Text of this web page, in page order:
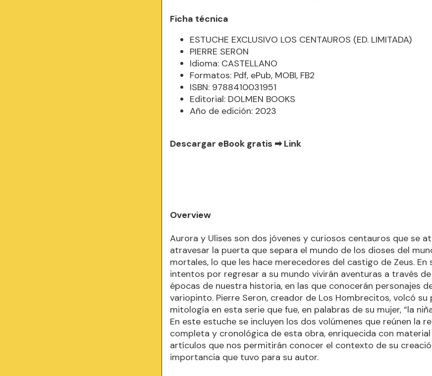
Ficha técnica
ESTUCHE EXCLUSIVO LOS CENTAUROS (ED. LIMITADA)
PIERRE SERON
Idioma: CASTELLANO
Formatos: Pdf, ePub, MOBI, FB2
ISBN: 9788410031951
Editorial: DOLMEN BOOKS
Año de edición: 2023
Descargar eBook gratis ➡Link
Overview
Aurora y Ulises son dos jóvenes y curiosos centauros que se
atravesar la puerta que separa el mundo de los dioses del
mortales, lo que les hace merecedores del castigo de Zeus. En
intentos por regresar a su mundo vivirán aventuras a través
épocas de nuestra historia, en las que conocerán personajes
variopinto. Pierre Seron, creador de Los Hombrecitos, volcó su
mitología en esta serie que fue, en palabras de su mujer, “la
En este estuche se incluyen los dos volúmenes que reúnen la
completa y cronológica de esta obra, enriquecida con
artículos que nos permitirán conocer el contexto de su
importancia que tuvo para su autor.